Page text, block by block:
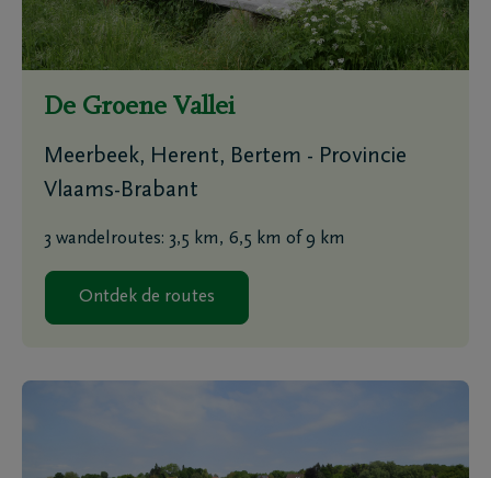
De Groene Vallei
Meerbeek, Herent, Bertem - Provincie
Vlaams-Brabant
3 wandelroutes: 3,5 km, 6,5 km of 9 km
Ontdek de routes